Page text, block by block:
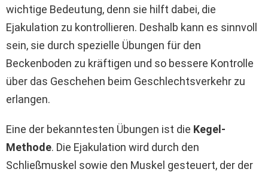
wichtige Bedeutung, denn sie hilft dabei, die
Ejakulation zu kontrollieren. Deshalb kann es sinnvoll
sein, sie durch spezielle Übungen für den
Beckenboden zu kräftigen und so bessere Kontrolle
über das Geschehen beim Geschlechtsverkehr zu
erlangen.
Eine der bekanntesten Übungen ist die Kegel-
Methode. Die Ejakulation wird durch den
Schließmuskel sowie den Muskel gesteuert, der der